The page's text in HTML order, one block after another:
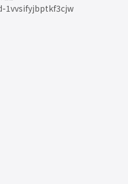
1vvsifyjbptkf3cjw